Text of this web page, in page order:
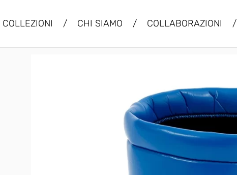
COLLEZIONI / CHI SIAMO / COLLABORAZIONI /